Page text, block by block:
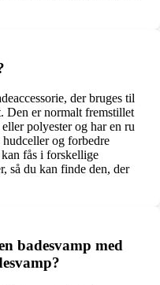
der bruges til
Den er normalt fremstillet
polyester og har en ru
og forbedre
fås i forskellige
så du kan finde den, der
badesvamp med